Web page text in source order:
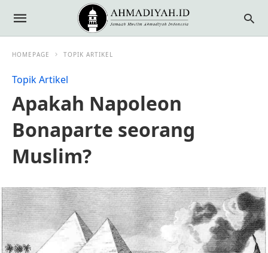
HOMEPAGE TOPIK ARTIKEL
Topik Artikel
Apakah Napoleon
Bonaparte seorang
Muslim?